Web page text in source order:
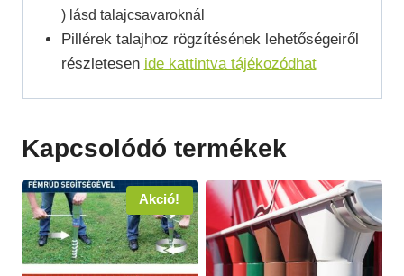
) lásd talajcsavaroknál
Pillérek talajhoz rögzítésének lehetőségeiről
részletesen ide kattintva tájékozódhat
Kapcsolódó termékek
Akció!